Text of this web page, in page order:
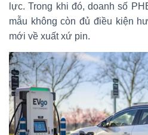
lực. Trong khi đó, doanh số
mẫu không còn đủ điều kiện
mới về xuất xứ pin.